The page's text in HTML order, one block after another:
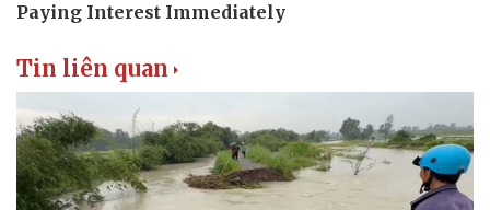
Tin liên quan